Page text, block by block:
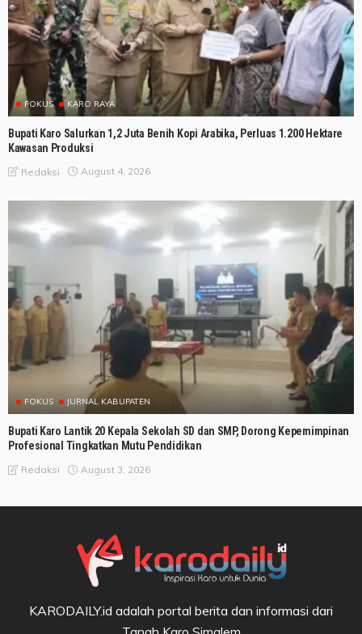
FOKUS KARO RAYA
Bupati Karo Salurkan 1,2 Juta Benih Kopi Arabika, Perluas 1.200 Hektare
Kawasan Produksi
Redaksi August 4, 2026
FOKUS JURNAL KABUPATEN
Bupati Karo Lantik 20 Kepala Sekolah SD dan SMP, Dorong Kepemimpinan
Profesional Tingkatkan Mutu Pendidikan
Redaksi August 3, 2026
KARODAILY.id adalah portal berita dan informasi dari